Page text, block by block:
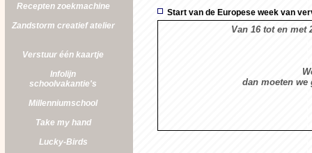
Recepten zoekmachine
Zandstorm creatief atelier
Verstuur één kaartje
Infolijn
schoolvakantie's
Millenniumschool
Take my hand
Lucky-Birds
Start van de Europese week van
Van 16 tot en met
dan moeten we